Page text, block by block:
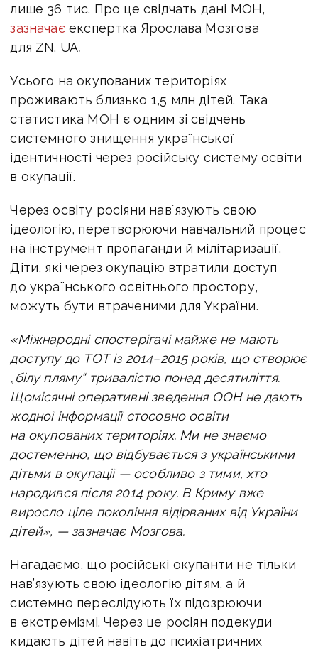
лише 36 тис. Про це свідчать дані МОН,
зазначаєекспертка Ярослава Мозгова
для ZN. UA.
Усього на окупованих територіях
проживають близько 1,5 млн дітей. Така
статистика МОН є одним зі свідчень
системного знищення української
ідентичності через російську систему освіти
в окупації.
Через освіту росіяни навʼязують свою
ідеологію, перетворюючи навчальний процес
на інструмент пропаганди й мілітаризації.
Діти, які через окупацію втратили доступ
до українського освітнього простору,
можуть бути втраченими для України.
«Міжнародні спостерігачі майже не мають
доступу до ТОТ із 2014−2015 років, що створює
„білу пляму“ тривалістю понад десятиліття.
Щомісячні оперативні зведення ООН не дають
жодної інформації стосовно освіти
на окупованих територіях. Ми не знаємо
достеменно, що відбувається з українськими
дітьми в окупації — особливо з тими, хто
народився після 2014 року. В Криму вже
виросло ціле покоління відірваних від України
дітей», — зазначає Мозгова.
Нагадаємо, що російські окупанти не тільки
нав’язують свою ідеологію дітям, а й
системно переслідують їх підозрюючи
в екстремізмі. Через це росіян подекуди
кидають дітей навіть до психіатричних